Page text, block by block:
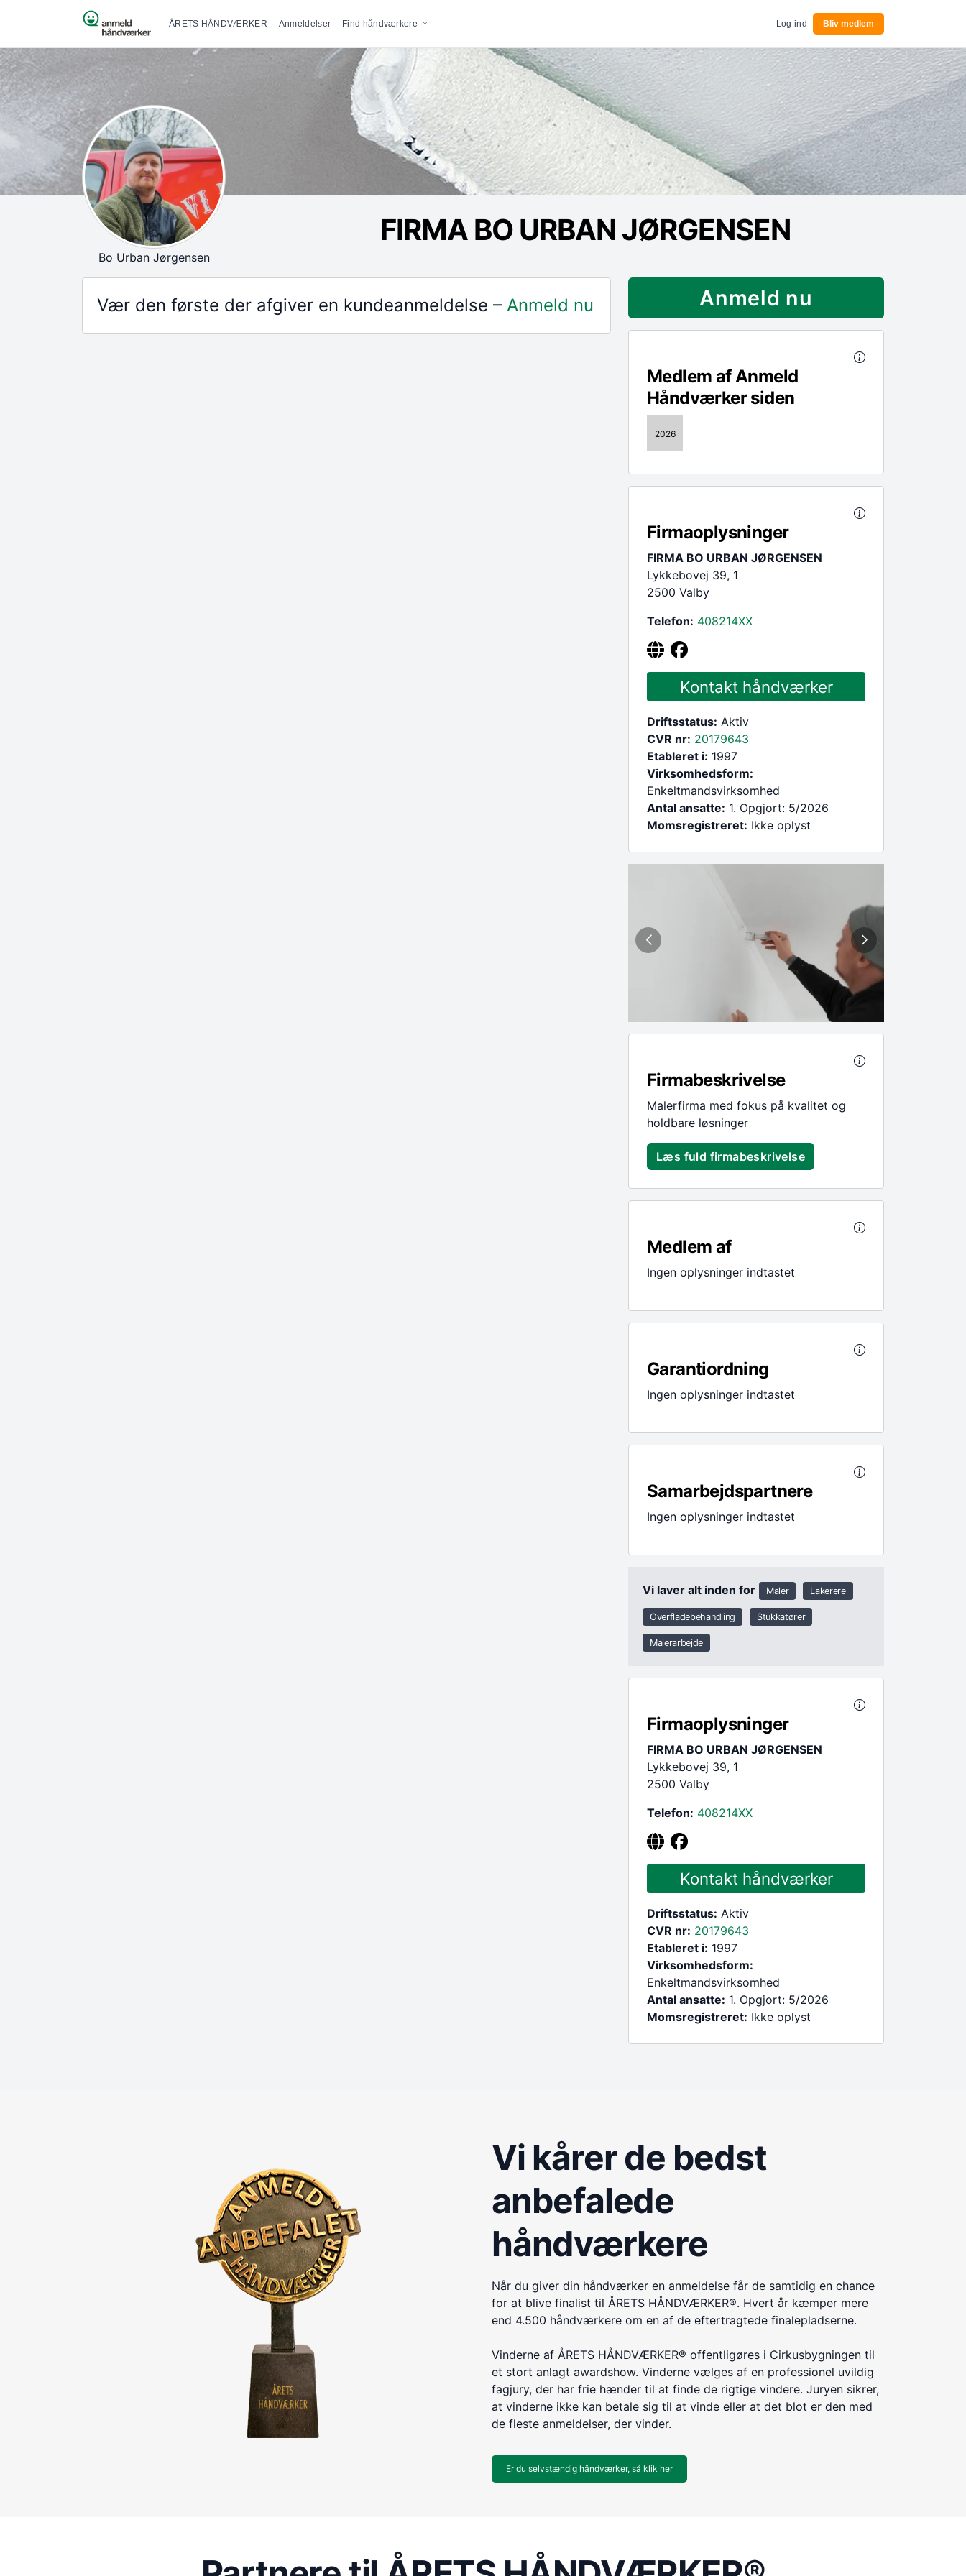
Spring til indhold Primær navigation
ÅRETS HÅNDVÆRKER Anmeldelser Find håndværkere Log ind Bliv medlem
Bo Urban Jørgensen
FIRMA BO URBAN JØRGENSEN
Vær den første der afgiver en kundeanmeldelse – Anmeld nu Anmeld nu
Medlem af Anmeld
Håndværker siden
2026
Firmaoplysninger
FIRMA BO URBAN JØRGENSEN
Lykkebovej 39, 1
2500 Valby
Telefon: 408214XX
Kontakt håndværker
Driftsstatus: Aktiv
CVR nr: 20179643
Etableret i: 1997
Virksomhedsform:
Enkeltmandsvirksomhed
Antal ansatte: 1. Opgjort: 5/2026
Momsregistreret: Ikke oplyst
Firmabeskrivelse
Malerfirma med fokus på kvalitet og
holdbare løsninger
Læs fuld firmabeskrivelse
Medlem af
Ingen oplysninger indtastet
Garantiordning
Ingen oplysninger indtastet
Samarbejdspartnere
Ingen oplysninger indtastet
Vi laver alt inden for Maler Lakerere
Overfladebehandling Stukkatører
Malerarbejde
Firmaoplysninger
FIRMA BO URBAN JØRGENSEN
Lykkebovej 39, 1
2500 Valby
Telefon: 408214XX
Kontakt håndværker
Driftsstatus: Aktiv
CVR nr: 20179643
Etableret i: 1997
Virksomhedsform:
Enkeltmandsvirksomhed
Antal ansatte: 1. Opgjort: 5/2026
Momsregistreret: Ikke oplyst
Vi kårer de bedst
anbefalede
håndværkere
Når du giver din håndværker en anmeldelse får de samtidig en chance
for at blive finalist til ÅRETS HÅNDVÆRKER®. Hvert år kæmper mere
end 4.500 håndværkere om en af de eftertragtede finalepladserne.
Vinderne af ÅRETS HÅNDVÆRKER® offentligøres i Cirkusbygningen til
et stort anlagt awardshow. Vinderne vælges af en professionel uvildig
fagjury, der har frie hænder til at finde de rigtige vindere. Juryen sikrer,
at vinderne ikke kan betale sig til at vinde eller at det blot er den med
de fleste anmeldelser, der vinder.
Er du selvstændig håndværker, så klik her